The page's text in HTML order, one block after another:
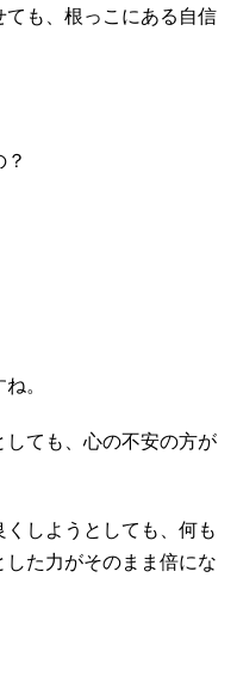
ても、根っこにある自信
。
ても、心の不安の方が
しようとしても、何も
た力がそのまま倍にな